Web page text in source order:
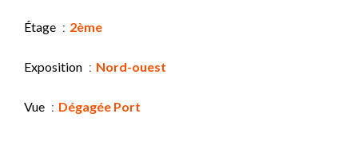
Étage 2ème
Exposition Nord-ouest
Vue Dégagée Port